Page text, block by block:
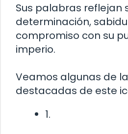
Sus palabras reflejan
determinación,
compromiso con su
imperio.
Veamos algunas de
destacadas de este
1.